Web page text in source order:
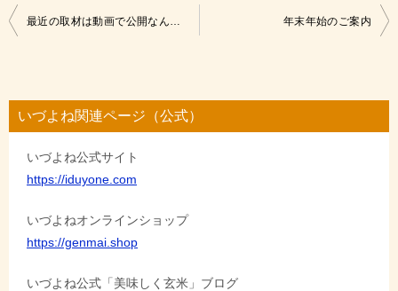
投
ビ
ゲ
最近の取材は動画で公開なんですね（＾＾） 年末年始のご案内
いづよね関連ページ（公式）
いづよね公式サイト
https://iduyone.com
いづよねオンラインショップ
https://genmai.shop
いづよね公式「美味しく玄米」ブログ